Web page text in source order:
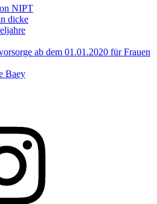
NIPT
dicke
ab dem 01.01.2020 für Frauen
Baey